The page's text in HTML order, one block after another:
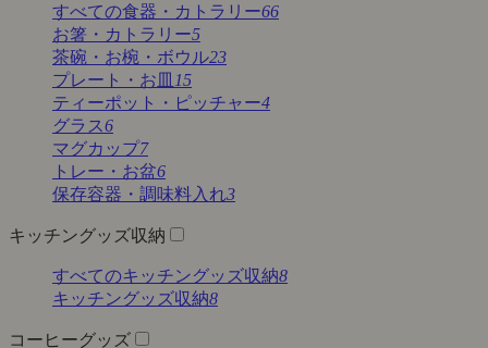
すべての食器・カトラリー66
お箸・カトラリー5
茶碗・お椀・ボウル23
プレート・お皿 15
ティーポット・ピッチャー4
グラス6
マグカップ7
トレー・お盆6
保存容器・調味料入れ3
キッチングッズ収納
すべてのキッチングッズ収納8
キッチングッズ収納8
コーヒーグッズ